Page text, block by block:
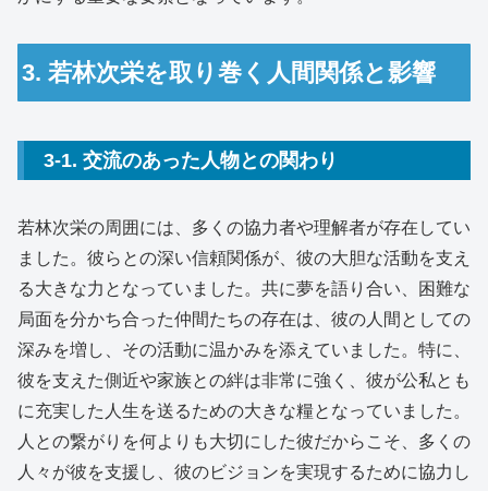
3. 若林次栄を取り巻く人間関係と影響
3-1. 交流のあった人物との関わり
若林次栄の周囲には、多くの協力者や理解者が存在してい
ました。彼らとの深い信頼関係が、彼の大胆な活動を支え
る大きな力となっていました。共に夢を語り合い、困難な
局面を分かち合った仲間たちの存在は、彼の人間としての
深みを増し、その活動に温かみを添えていました。特に、
彼を支えた側近や家族との絆は非常に強く、彼が公私とも
に充実した人生を送るための大きな糧となっていました。
人との繋がりを何よりも大切にした彼だからこそ、多くの
人々が彼を支援し、彼のビジョンを実現するために協力し